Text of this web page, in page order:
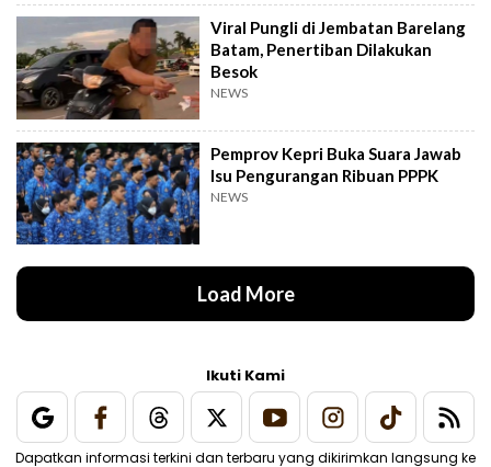
Viral Pungli di Jembatan Barelang
Batam, Penertiban Dilakukan
Besok
NEWS
Pemprov Kepri Buka Suara Jawab
Isu Pengurangan Ribuan PPPK
NEWS
Load More
Ikuti Kami
Dapatkan informasi terkini dan terbaru yang dikirimkan langsung ke